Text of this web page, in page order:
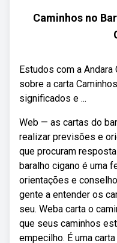
Caminhos no
Estudos com a Andara
sobre a carta
significados e ...
Web — as cartas do
realizar previsões e
que procuram
baralho cigano é uma
orientações e
gente a entender os
seu. Weba carta o
que seus caminhos
empecilho. É uma